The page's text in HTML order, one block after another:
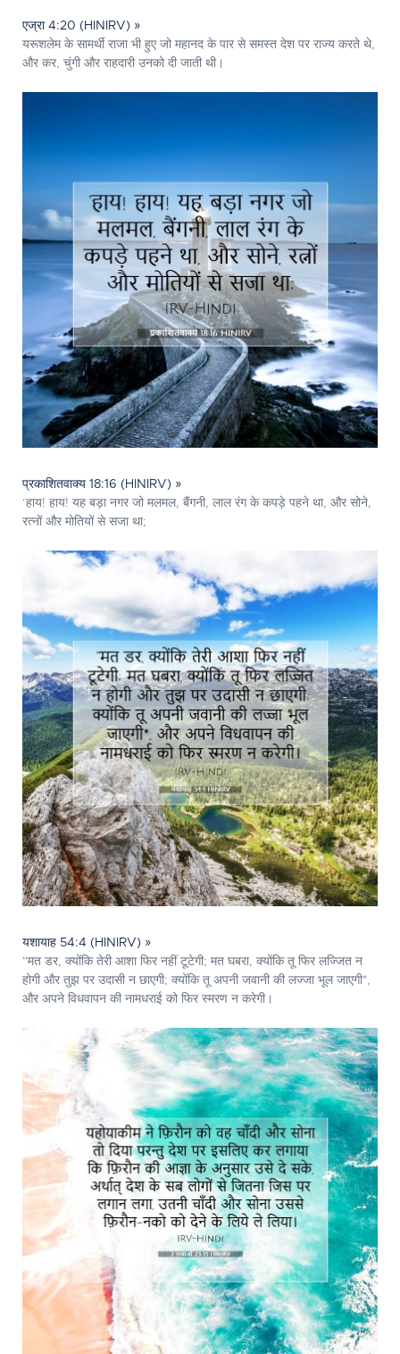
एज्रा 4:20 (HINIRV) »
यरूशलेम के सामर्थी राजा भी हुए जो महानद के पार से समस्त देश पर राज्य करते थे,
और कर, चुंगी और राहदारी उनको दी जाती थी।
प्रकाशितवाक्य 18:16 (HINIRV) »
‘हाय! हाय! यह बड़ा नगर जो मलमल, बैंगनी, लाल रंग के कपड़े पहने था, और सोने,
रत्नों और मोतियों से सजा था;
यशायाह 54:4 (HINIRV) »
“मत डर, क्योंकि तेरी आशा फिर नहीं टूटेगी; मत घबरा, क्योंकि तू फिर लज्जित न
होगी और तुझ पर उदासी न छाएगी; क्योंकि तू अपनी जवानी की लज्जा भूल जाएगी*,
और अपने विधवापन की नामधराई को फिर स्मरण न करेगी।